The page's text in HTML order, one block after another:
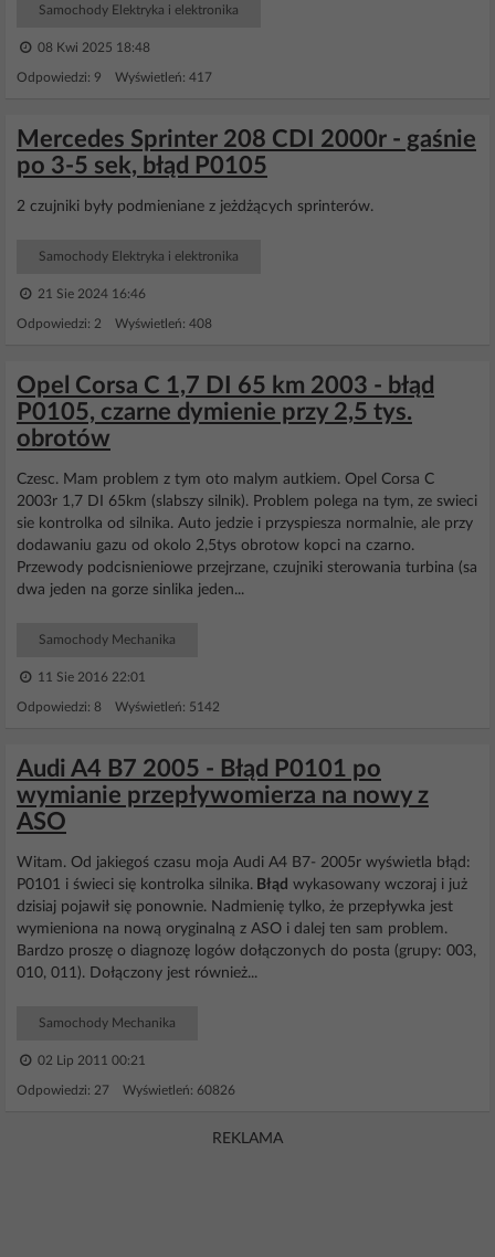
Samochody Elektryka i elektronika
08 Kwi 2025 18:48
Odpowiedzi: 9 Wyświetleń: 417
Mercedes Sprinter 208 CDI 2000r - gaśnie
po 3-5 sek, błąd P0105
2 czujniki były podmieniane z jeżdżących sprinterów.
Samochody Elektryka i elektronika
21 Sie 2024 16:46
Odpowiedzi: 2 Wyświetleń: 408
Opel Corsa C 1,7 DI 65 km 2003 - błąd
P0105, czarne dymienie przy 2,5 tys.
obrotów
Czesc. Mam problem z tym oto malym autkiem. Opel Corsa C
2003r 1,7 DI 65km (slabszy silnik). Problem polega na tym, ze swieci
sie kontrolka od silnika. Auto jedzie i przyspiesza normalnie, ale przy
dodawaniu gazu od okolo 2,5tys obrotow kopci na czarno.
Przewody podcisnieniowe przejrzane, czujniki sterowania turbina (sa
dwa jeden na gorze sinlika jeden...
Samochody Mechanika
11 Sie 2016 22:01
Odpowiedzi: 8 Wyświetleń: 5142
Audi A4 B7 2005 - Błąd P0101 po
wymianie przepływomierza na nowy z
ASO
Witam. Od jakiegoś czasu moja Audi A4 B7- 2005r wyświetla błąd:
P0101 i świeci się kontrolka silnika. Błąd wykasowany wczoraj i już
dzisiaj pojawił się ponownie. Nadmienię tylko, że przepływka jest
wymieniona na nową oryginalną z ASO i dalej ten sam problem.
Bardzo proszę o diagnozę logów dołączonych do posta (grupy: 003,
010, 011). Dołączony jest również...
Samochody Mechanika
02 Lip 2011 00:21
Odpowiedzi: 27 Wyświetleń: 60826
REKLAMA